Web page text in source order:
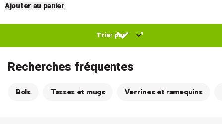
Ajouter au panier
Recherches fréquentes
Bols Tasses et mugs Verrines et ramequins